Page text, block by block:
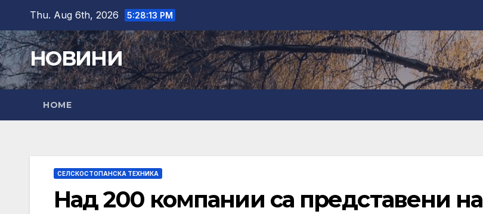
content
Thu. Aug 6th, 2026 5:28:14 PM
НОВИНИ
HOME
СЕЛСКОСТОПАНСКА ТЕХНИКА
Над 200 компании са представени на